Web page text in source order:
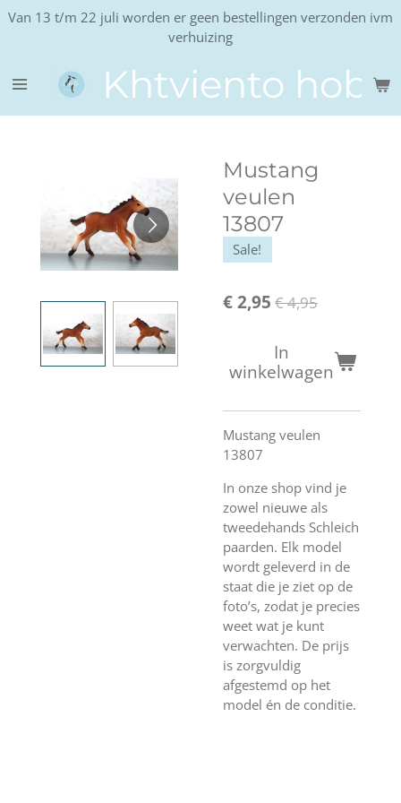
Ga
de
hoofdinhoud
Khtviento
Van 13 t/m 22 juli worden er geen bestellingen verzonden ivm
verhuizing
Mustang
veulen
13807
Sale!
€ 2,95 € 4,95
In
winkelwagen
Mustang veulen
13807
In onze shop vind je
zowel nieuwe als
tweedehands Schleich
paarden. Elk model
wordt geleverd in de
staat die je ziet op de
foto’s, zodat je precies
weet wat je kunt
verwachten. De prijs
is zorgvuldig
afgestemd op het
model én de conditie.